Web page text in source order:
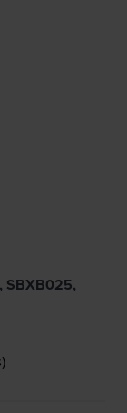
SBXB025,